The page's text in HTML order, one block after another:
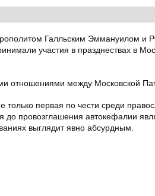
Галльским Эммануилом и
участия в празднествах в
отношениями между Московской
только первая по чести среди
провозглашения автокефалии
выглядит явно абсурдным.